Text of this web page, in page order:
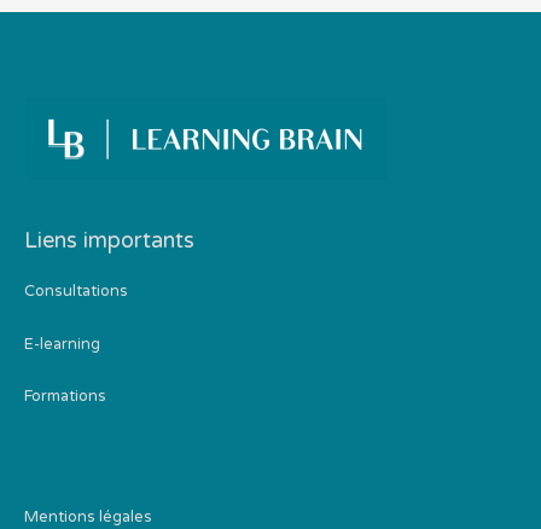
Liens importants
Consultations
E-learning
Formations
Mentions légales